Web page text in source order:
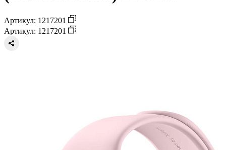
Артикул: 1217201
Артикул: 1217201